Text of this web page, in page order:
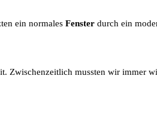
ein normales Fenster durch ein
Zwischenzeitlich mussten wir immer